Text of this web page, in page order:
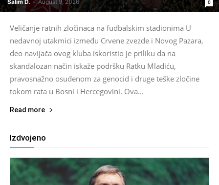
Salim D. - August 9, 2026 0
Veličanje ratnih zločinaca na fudbalskim stadionima U
nedavnoj utakmici između Crvene zvezde i Novog Pazara,
deo navijača ovog kluba iskoristio je priliku da na
skandalozan način iskaže podršku Ratku Mladiću,
pravosnažno osuđenom za genocid i druge teške zločine
tokom rata u Bosni i Hercegovini. Ova...
Read more
Izdvojeno